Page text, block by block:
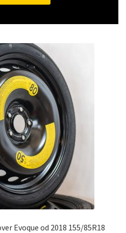
Evoque od 2018 155/85R18